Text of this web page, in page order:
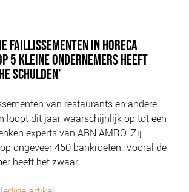
FAILLISSEMENTEN IN HORECA
5 KLEINE ONDERNEMERS HEEFT
SCHULDEN’
van restaurants en andere
loopt dit jaar waarschijnlijk op tot een
experts van ABN AMRO. Zij
ongeveer 450 bankroeten. Vooral de
heeft het zwaar.